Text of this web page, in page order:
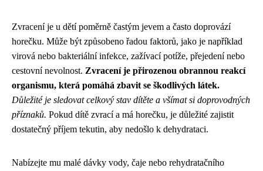
Zvracení je u dětí poměrně častým jevem a často doprovází
horečku. Může být způsobeno řadou faktorů, jako je například
virová nebo bakteriální infekce, zažívací potíže, přejedení nebo
cestovní nevolnost. Zvracení je přirozenou obrannou reakcí
organismu, která pomáhá zbavit se škodlivých látek.
Důležité je sledovat celkový stav dítěte a všímat si doprovodných
příznaků. Pokud dítě zvrací a má horečku, je důležité zajistit
dostatečný příjem tekutin, aby nedošlo k dehydrataci.
Nabízejte mu malé dávky vody, čaje nebo rehydratačního